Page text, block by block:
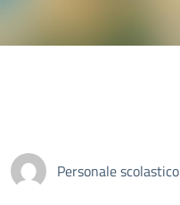
Personale scolastico